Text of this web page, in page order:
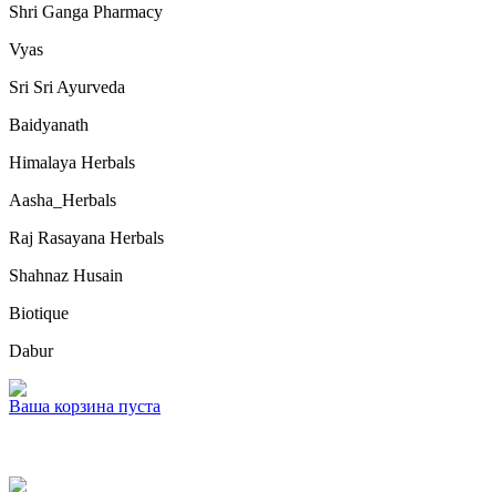
Shri Ganga Pharmacy
Vyas
Sri Sri Ayurveda
Baidyanath
Himalaya Herbals
Aasha_Herbals
Raj Rasayana Herbals
Shahnaz Husain
Biotique
Dabur
Ваша корзина пуста